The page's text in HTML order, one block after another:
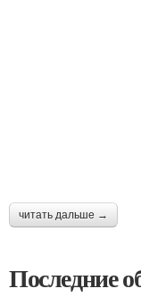
читать дальше →
Последние